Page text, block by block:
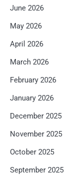
June 2026
May 2026
April 2026
March 2026
February 2026
January 2026
December 2025
November 2025
October 2025
September 2025